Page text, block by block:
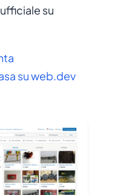
su
su web.dev